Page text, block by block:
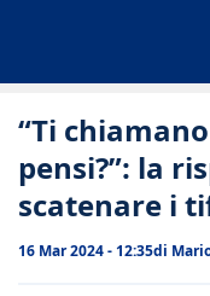
“Ti
pensi?”: la
scatenare i
16 Mar 2024 - 12:35di